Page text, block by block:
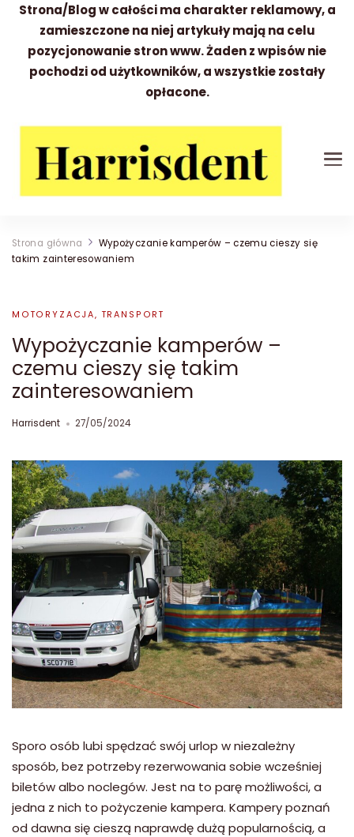
Strona/Blog w całości ma charakter reklamowy, a
zamieszczone na niej artykuły mają na celu
pozycjonowanie stron www. Żaden z wpisów nie
pochodzi od użytkowników, a wszystkie zostały
opłacone.
Strona główna
Wypożyczanie kamperów – czemu cieszy się
takim zainteresowaniem
MOTORYZACJA, TRANSPORT
Wypożyczanie kamperów –
czemu cieszy się takim
zainteresowaniem
Harrisdent 27/05/2024
Sporo osób lubi spędzać swój urlop w niezależny
sposób, bez potrzeby rezerwowania sobie wcześniej
biletów albo noclegów. Jest na to parę możliwości, a
jedna z nich to pożyczenie kampera. Kampery poznań
od dawna się cieszą naprawdę dużą popularnością, a